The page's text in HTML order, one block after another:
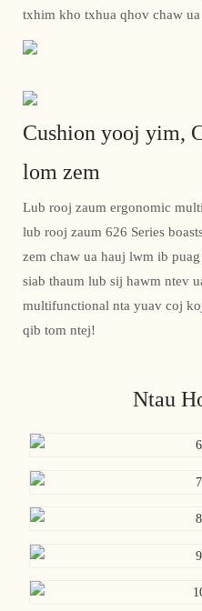
txhim kho txhua qhov chaw
Cushion yooj yim,
lom zem
Lub rooj zaum ergonomic
lub rooj zaum 626 Series
zem chaw ua hauj lwm ib
siab thaum lub sij hawm ntev
multifunctional nta yuav coj
qib tom ntej!
Ntau